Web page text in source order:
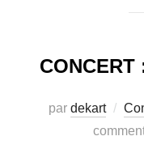
par dekart